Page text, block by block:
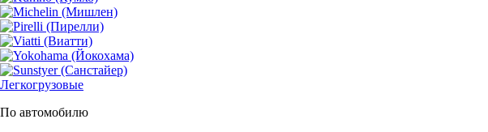
Легкогрузовые
По автомобилю